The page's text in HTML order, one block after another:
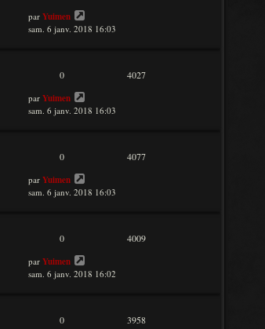
par Yuimen
sam. 6 janv. 2018 16:03
0 4027
par Yuimen
sam. 6 janv. 2018 16:03
0 4077
par Yuimen
sam. 6 janv. 2018 16:03
0 4009
par Yuimen
sam. 6 janv. 2018 16:02
0 3958